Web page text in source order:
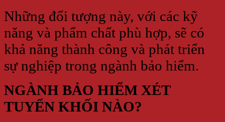
Những đối tượng này, với các kỹ
năng và phẩm chất phù hợp, sẽ có
khả năng thành công và phát triển
sự nghiệp trong ngành bảo hiểm.
NGÀNH BẢO HIỂM XÉT
TUYỂN KHỐI NÀO?